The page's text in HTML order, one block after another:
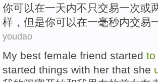
你可以在一天内不只交易一次或
样， 但是你可以在一毫秒内交易
youdao
My best female friend started to
started things with her that she